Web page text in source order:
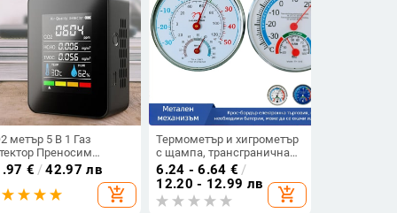
метър 5 В 1 Газ
Преносим
Влажност
Цифров
TVOC
€ /42.97 лв
add_shopping_cart
Термометър и хигрометър
с щампа, трансгранична
английска версия,
термометър за чужд език,
външна търговия,
домакински, Фаренхайт,
6.24 - 6.64 € /
12.20 - 12.99 лв
add_shopping_cart